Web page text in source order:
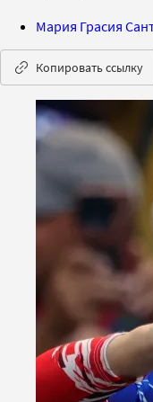
Мария Грасия
Копировать ссылку